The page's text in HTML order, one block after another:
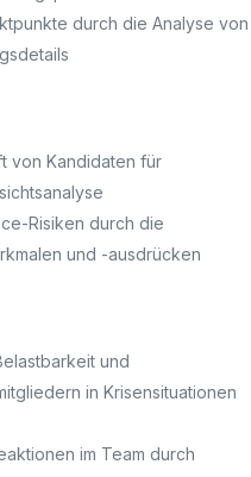
durch die Analyse von
von Kandidaten für
Risiken durch die
und -ausdrücken
und
in Krisensituationen
im Team durch